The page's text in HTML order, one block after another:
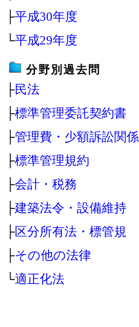
├平成30年度
└平成29年度
分野別過去問
├民法
├標準管理委託契約書
├管理費・少額訴訟関係
├標準管理規約
├会計・税務
├建築法令・設備維持
├区分所有法・標管規
├その他の法律
└適正化法